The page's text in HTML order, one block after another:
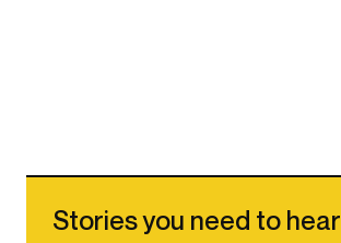
Stories you need to hear